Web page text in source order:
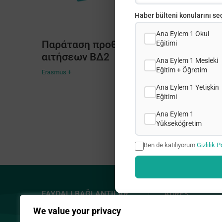
We value your privacy
Παράταση προθεσμίας για υποβολή
αιτήσεων ΒΔ2
Erasmus +
FAYDALI BAĞLANTILAR
Gizlilik Politikası
ADRES
Haber bülteni konularını
Ana Eylem 1 Okul
Eğitimi
Ana Eylem 1 Mesleki
Eğitim + Öğretim
Ana Eylem 1 Yetişkin
Eğitimi
Ana Eylem 1
Yükseköğretim
Ben de katılıyorum Gizlilik